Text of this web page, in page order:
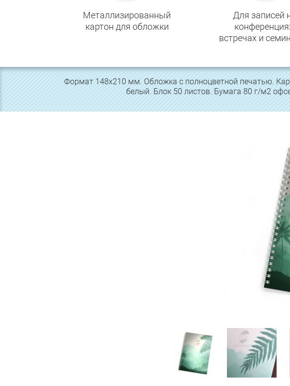
Металлизированный
картон для обложки
Для записей
встречах и
Формат 148х210 мм. Обложка с полноцветной печатью.
белый. Блок 50 листов. Бумага 80 г/м2